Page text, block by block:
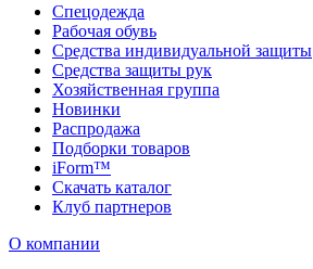
Спецодежда
Рабочая обувь
Средства индивидуальной защиты
Средства защиты рук
Хозяйственная группа
Новинки
Распродажа
Подборки товаров
iForm™
Скачать каталог
Клуб партнеров
О компании